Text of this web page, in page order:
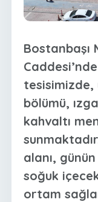
Bostanbaşı
bölümü,
kahvaltı
alanı,
soğuk
ortam